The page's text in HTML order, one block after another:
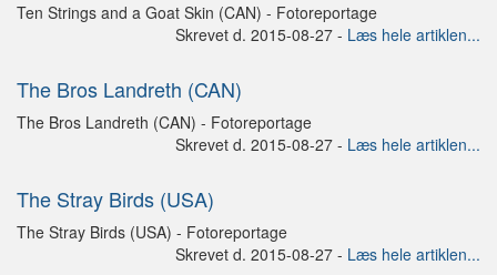
Ten Strings and a Goat Skin (CAN) - Fotoreportage
Skrevet d. 2015-08-27 - Læs hele artiklen...
The Bros Landreth (CAN)
The Bros Landreth (CAN) - Fotoreportage
Skrevet d. 2015-08-27 - Læs hele artiklen...
The Stray Birds (USA)
The Stray Birds (USA) - Fotoreportage
Skrevet d. 2015-08-27 - Læs hele artiklen...